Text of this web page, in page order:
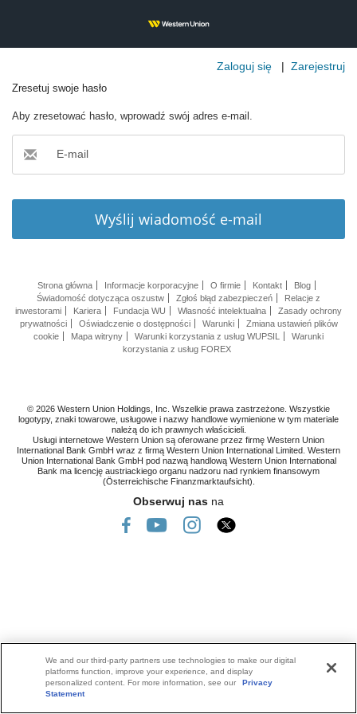
Zaloguj się| Zarejestruj
Zresetuj swoje hasło
Aby zresetować hasło, wprowadź swój adres e-mail.
E-mail
Wyślij wiadomość e-mail
Strona główna Informacje korporacyjne O firmie Kontakt
Blog
Świadomość dotycząca oszustw
Zgłoś błąd zabezpieczeń
Relacje z
inwestorami
Kariera Fundacja WU Własność intelektualna
Zasady ochrony
prywatności
Oświadczenie o dostępności Warunki
Zmiana ustawień plików
cookie
Mapa witryny Warunki korzystania z usług WUPSIL
Warunki
korzystania z usług FOREX
© 2026 Western Union Holdings, Inc. Wszelkie prawa zastrzeżone. Wszystkie
logotypy, znaki towarowe, usługowe i nazwy handlowe wymienione w tym materiale
należą do ich prawnych właścicieli.
Usługi internetowe Western Union są oferowane przez firmę Western Union
International Bank GmbH wraz z firmą Western Union International Limited. Western
Union International Bank GmbH pod nazwą handlową Western Union International
Bank ma licencję austriackiego organu nadzoru nad rynkiem finansowym
(Österreichische Finanzmarktaufsicht).
Obserwuj nas na
We and our third-party partners use technologies to make our digital
platforms function, improve your experience, and display
personalized content. For more information, see our
Privacy
Statement